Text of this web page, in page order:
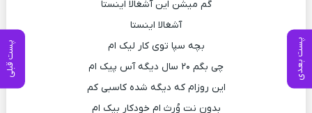
پست بعدی پست قبلی
گم میشن این آشغالا اینستا
آشغالا اینستا
بچه سپا توی کار لیک ام
چی بگم ۲۰ سال دیگه آس پیک ام
این روزام که دیگه شده کاسبی کم
بدون نت وُرث ام خودکار بیک ام